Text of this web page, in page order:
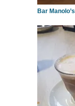
Bar Manolo’s